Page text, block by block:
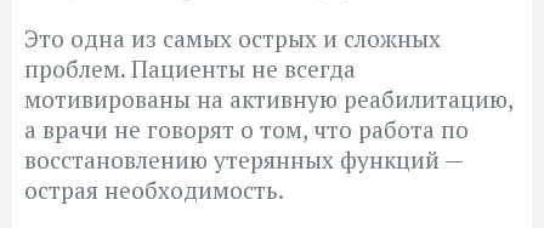
Это одна из самых острых и сложных
проблем. Пациенты не всегда
мотивированы на активную реабилитацию,
а врачи не говорят о том, что работа по
восстановлению утерянных функций —
острая необходимость.